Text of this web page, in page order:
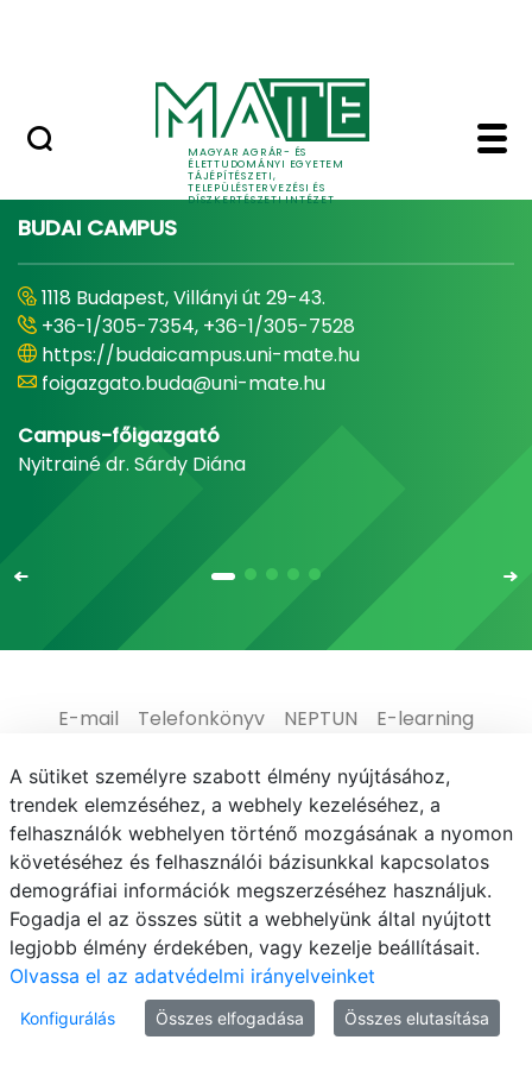
MAGYAR AGRÁR- ÉS
ÉLETTUDOMÁNYI EGYETEM
TÁJÉPÍTÉSZETI,
TELEPÜLÉSTERVEZÉSI ÉS
DÍSZKERTÉSZETI INTÉZET
Home - Tájépítészeti,
BUDAI CAMPUS
1118 Budapest, Villányi út 29-43.
+36-1/305-7354, +36-1/305-7528
https://budaicampus.uni-mate.hu
foigazgato.buda@uni-mate.hu
Campus-főigazgató
Nyitrainé dr. Sárdy Diána
E-mail Telefonkönyv NEPTUN
E-learning
Adatvédelem
© MATE 2021
A sütiket személyre szabott élmény nyújtásához,
trendek elemzéséhez, a webhely kezeléséhez, a
felhasználók webhelyen történő mozgásának a nyomon
követéséhez és felhasználói bázisunkkal kapcsolatos
demográfiai információk megszerzéséhez használjuk.
Fogadja el az összes sütit a webhelyünk által nyújtott
legjobb élmény érdekében, vagy kezelje beállításait.
Olvassa el az adatvédelmi irányelveinket
Konfigurálás Összes elfogadása Összes elutasítása